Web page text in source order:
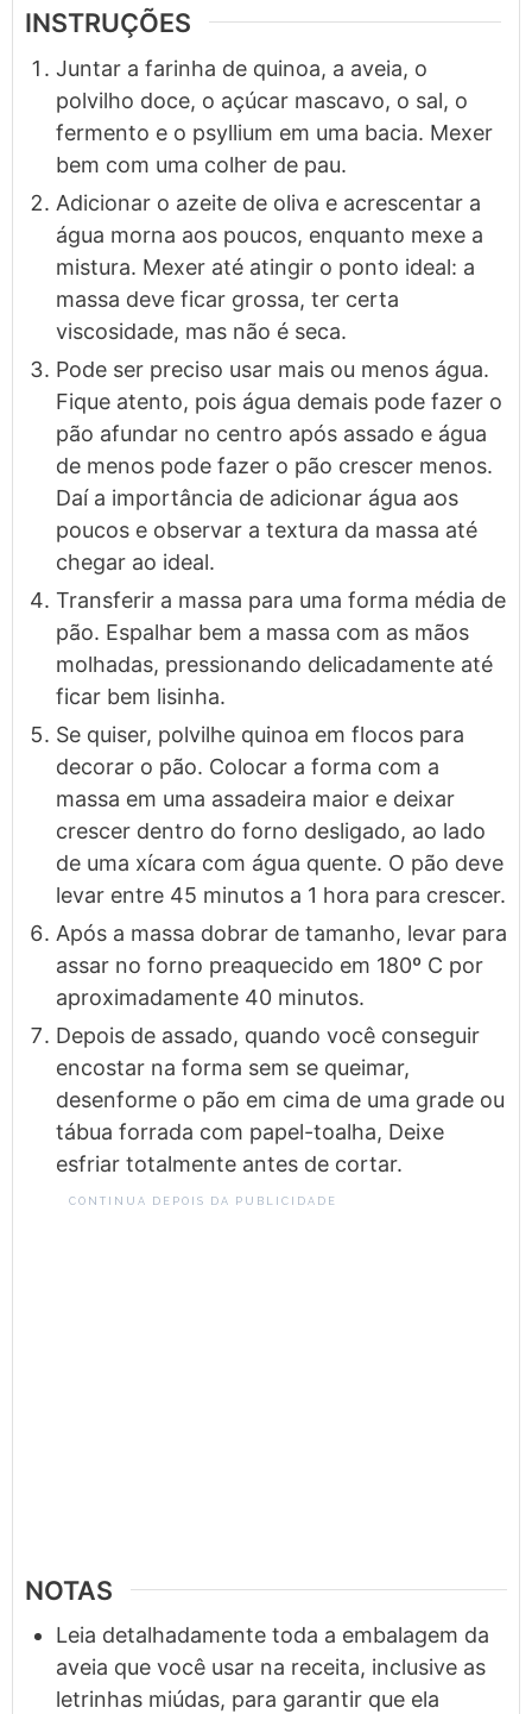
INSTRUÇÕES
Juntar a farinha de quinoa, a aveia, o
polvilho doce, o açúcar mascavo, o sal, o
fermento e o psyllium em uma bacia. Mexer
bem com uma colher de pau.
Adicionar o azeite de oliva e acrescentar a
água morna aos poucos, enquanto mexe a
mistura. Mexer até atingir o ponto ideal: a
massa deve ficar grossa, ter certa
viscosidade, mas não é seca.
Pode ser preciso usar mais ou menos água.
Fique atento, pois água demais pode fazer o
pão afundar no centro após assado e água
de menos pode fazer o pão crescer menos.
Daí a importância de adicionar água aos
poucos e observar a textura da massa até
chegar ao ideal.
Transferir a massa para uma forma média de
pão. Espalhar bem a massa com as mãos
molhadas, pressionando delicadamente até
ficar bem lisinha.
Se quiser, polvilhe quinoa em flocos para
decorar o pão. Colocar a forma com a
massa em uma assadeira maior e deixar
crescer dentro do forno desligado, ao lado
de uma xícara com água quente. O pão deve
levar entre 45 minutos a 1 hora para crescer.
Após a massa dobrar de tamanho, levar para
assar no forno preaquecido em 180º C por
aproximadamente 40 minutos.
Depois de assado, quando você conseguir
encostar na forma sem se queimar,
desenforme o pão em cima de uma grade ou
tábua forrada com papel-toalha, Deixe
esfriar totalmente antes de cortar.
CONTINUA DEPOIS DA PUBLICIDADE
NOTAS
Leia detalhadamente toda a embalagem da
aveia que você usar na receita, inclusive as
letrinhas miúdas, para garantir que ela